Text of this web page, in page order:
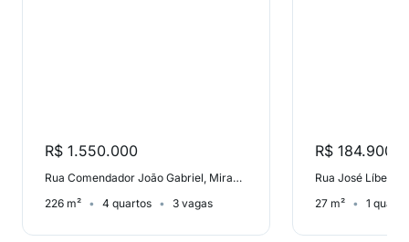
R$ 1.550.000
Rua Comendador João Gabriel, Mirandópolis
226 m²
4 quartos 3 vagas
R$ 184.900
Rua José Líbero,
27 m²
1 quarto